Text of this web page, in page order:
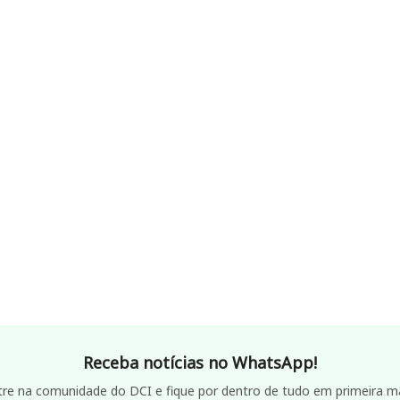
Receba notícias no WhatsApp!
na comunidade do DCI e fique por dentro de tudo em primeira